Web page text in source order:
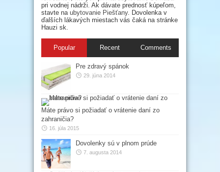
pri vodnej nádrži. Ak dávate prednosť kúpeľom,
stavte na ubytovanie Piešťany. Dovolenka v
ďalších lákavých miestach vás čaká na stránke
Hauzi sk.
Popular Recent Comments
Pre zdravý spánok
29. júna 2014
Máte právo si požiadať o vrátenie daní zo
zahraničia?
16. júla 2015
Dovolenky sú v plnom prúde
7. augusta 2014